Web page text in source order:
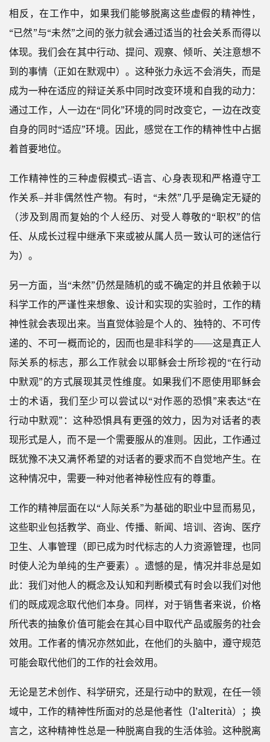
相反，在工作中，如果我们能够脱离这些虚假的精神性，
“已然”与“未然”之间的张力就会通过适当的社会关系而得以
体现。我们会在其中行动、提问、观察、倾听、关注意想不
到的事情（正如在默观中）。这种张力永远不会消失，而是
成为一种在适应的辩证关系中同时改变环境和自我的动力：
通过工作，人一边在“同化”环境的同时改变它，一边在改变
自身的同时“适应”环境。因此，感觉在工作的精神性中占据
着首要地位。
工作精神性的三种虚假模式–语言、心身表现和严格遵守工
作关系–并非偶然性产物。有时，“未然”几乎是确定无疑的
（涉及到周而复始的个人经历、对受人尊敬的“职权”的信
任、从成长过程中继承下来或被从属人员一致认可的迷信行
为）。
另一方面，当“未然”仍然是随机的或不确定的并且依赖于以
科学工作的严谨性来想象、设计和实现的实验时，工作的精
神性就会表现出来。当直觉体验是个人的、独特的、不可传
递的、不可一概而论的，因而也是非科学的——这是真正人
际关系的标志，那么工作就会以耶稣会士所珍视的“在行动
中默观”的方式展现其灵性维度。如果我们不愿使用耶稣会
士的术语，我们至少可以尝试以“对作恶的恐惧”来表达“在
行动中默观”：这种恐惧具有更强的效力，因为对话者的表
现形式是人，而不是一个需要服从的准则。因此，工作通过
既犹豫不决又满怀希望的对话者的要求而不自觉地产生。在
这种情况中，需要一种对他者神秘性应有的尊重。
工作的精神层面在以“人际关系”为基础的职业中显而易见，
这些职业包括教学、商业、传播、新闻、培训、咨询、医疗
卫生、人事管理（即已成为时代标志的人力资源管理，也同
时使人沦为单纯的生产要素）。遗憾的是，情况并非总是如
此：我们对他人的概念及认知和判断模式有时会以我们对他
们的既成观念取代他们本身。同样，对于销售者来说，价格
所代表的抽象价值可能会在其心目中取代产品或服务的社会
效用。工作者的情况亦然如此，在他们的头脑中，遵守规范
可能会取代他们的工作的社会效用。
无论是艺术创作、科学研究，还是行动中的默观，在任一领
域中，工作的精神性所面对的总是他者性（l’alterità）；换
言之，这种精神性总是一种脱离自我的生活体验。这种脱离